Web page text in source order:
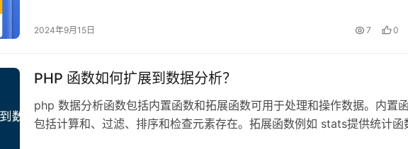
2024年9月15日 7 0
PHP 函数如何扩展到数据分析？
php 数据分析函数包括内置函数和拓展函数可用于处理和操作数据。内置
包括计算和、过滤、排序和检查元素存在。拓展函数例如 stats提供统计函